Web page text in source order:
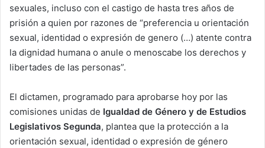
sexuales, incluso con el castigo de hasta tres años de
prisión a quien por razones de “preferencia u orientación
sexual, identidad o expresión de genero (…) atente contra
la dignidad humana o anule o menoscabe los derechos y
libertades de las personas”.
El dictamen, programado para aprobarse hoy por las
comisiones unidas de Igualdad de Género y de Estudios
Legislativos Segunda, plantea que la protección a la
orientación sexual, identidad o expresión de género